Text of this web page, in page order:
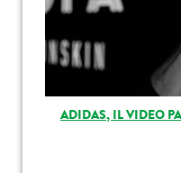
ADIDAS, IL VIDEO